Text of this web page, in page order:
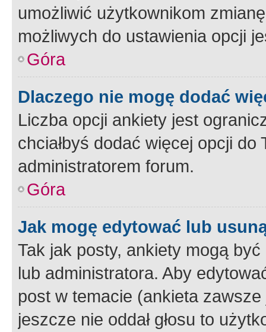
umożliwić użytkownikom
możliwych do ustawienia opcji
Góra
Dlaczego nie mogę dodać
Liczba opcji ankiety jest
chciałbyś dodać więcej opcji
administratorem forum.
Góra
Jak mogę edytować lub
Tak jak posty, ankiety mogą
lub administratora. Aby
post w temacie (ankieta
jeszcze nie oddał głosu to